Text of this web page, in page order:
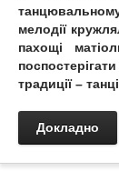
мелодії
пахощі
традиції –
Докладно